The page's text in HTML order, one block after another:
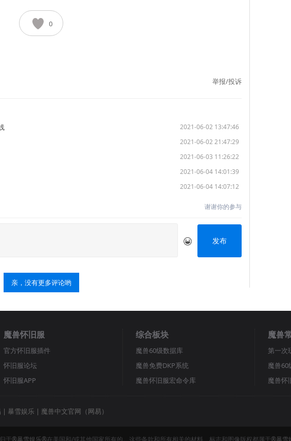
0
举报/投诉
2021-06-02 13:47:46
2021-06-02 21:47:29
2021-06-03 11:26:22
2021-06-04 14:01:39
2021-06-04 14:07:12
谢谢你的参与
发布
亲，没有更多评论哟
魔兽怀旧服
官方怀旧服插件
怀旧服论坛
怀旧服APP
综合板块
魔兽60级数据库
魔兽免费DKP系统
魔兽怀旧服宏命令库
魔兽
第一次
魔兽60
魔兽怀
| 暴雪娱乐 | 魔兽中文官网（网易）
于®暴雪娱乐®在美国和/或其他国家所有的。这些条款和所有相关的材料、标志和图像版权都属于®暴雪